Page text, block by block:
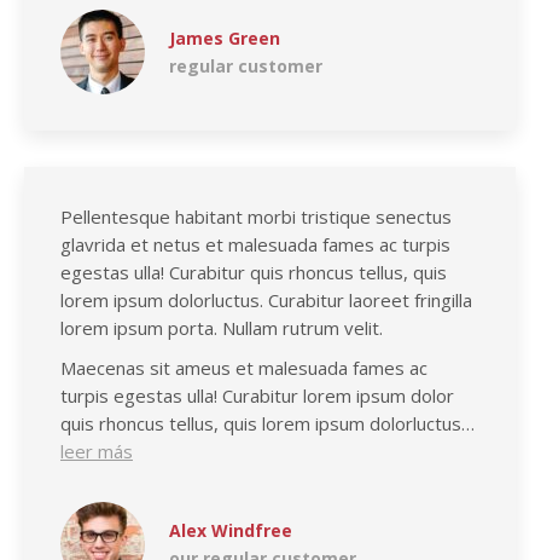
James Green
regular customer
Alex Windfree
Pellentesque habitant morbi tristique senectus
glavrida et netus et malesuada fames ac turpis
egestas ulla! Curabitur quis rhoncus tellus, quis
lorem ipsum dolorluctus. Curabitur laoreet fringilla
lorem ipsum porta. Nullam rutrum velit.
Maecenas sit ameus et malesuada fames ac
turpis egestas ulla! Curabitur lorem ipsum dolor
quis rhoncus tellus, quis lorem ipsum dolorluctus…
leer más